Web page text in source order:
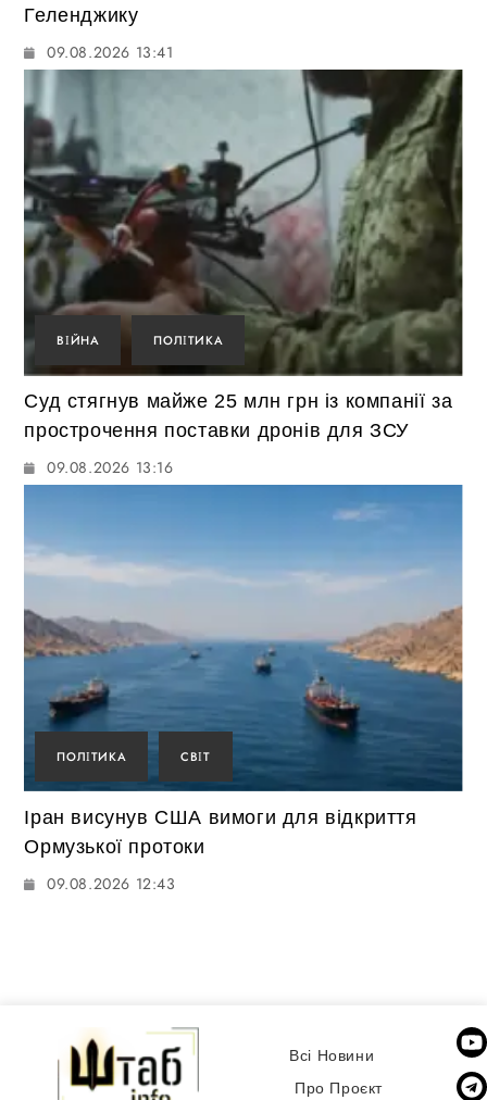
Геленджику
09.08.2026 13:41
ВІЙНА ПОЛІТИКА
Суд стягнув майже 25 млн грн із компанії за
прострочення поставки дронів для ЗСУ
09.08.2026 13:16
ПОЛІТИКА СВІТ
Іран висунув США вимоги для відкриття
Ормузької протоки
09.08.2026 12:43
Всі Новини
Про Проєкт